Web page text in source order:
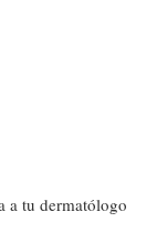
a tu dermatólogo